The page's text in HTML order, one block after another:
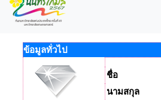
ข้อมูลทั่วไป
ชื่อ
นามสกุล